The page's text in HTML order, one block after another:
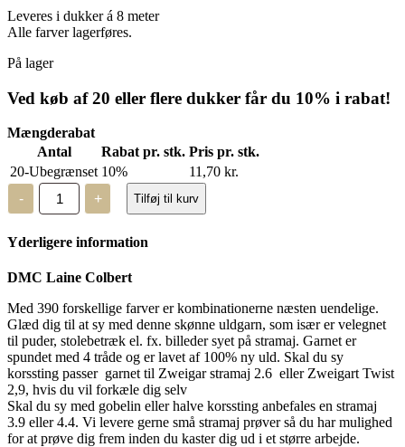
Leveres i dukker á 8 meter
Alle farver lagerføres.
På lager
Ved køb af 20 eller flere dukker får du 10% i rabat!
Mængderabat
Antal
Rabat pr. stk. Pris pr. stk.
20-Ubegrænset 10% 11,70 kr.
-
DMC
Laine
Colbert
uldgarn
7702
+ Tilføj til kurv
Yderligere information
DMC Laine Colbert
Med 390 forskellige farver er kombinationerne næsten uendelige.
Glæd dig til at sy med denne skønne uldgarn, som især er velegnet
til puder, stolebetræk el. fx. billeder syet på stramaj. Garnet er
spundet med 4 tråde og er lavet af 100% ny uld. Skal du sy
korssting passer garnet til Zweigar stramaj 2.6 eller Zweigart Twist
2,9, hvis du vil forkæle dig selv
Skal du sy med gobelin eller halve korssting anbefales en stramaj
3.9 eller 4.4. Vi levere gerne små stramaj prøver så du har mulighed
for at prøve dig frem inden du kaster dig ud i et større arbejde.